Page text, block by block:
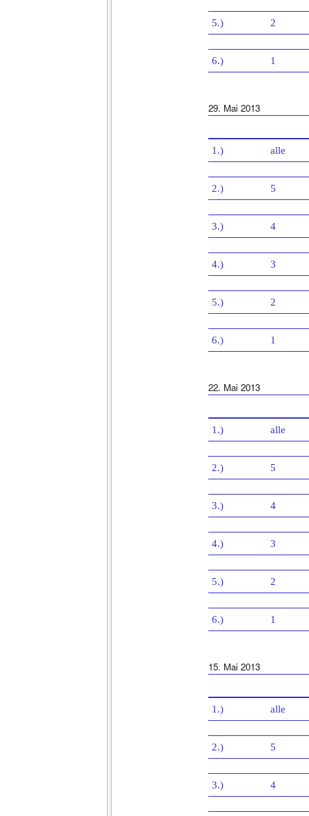
5.) 2
6.) 1
29. Mai 2013
1.) alle
2.) 5
3.) 4
4.) 3
5.) 2
6.) 1
22. Mai 2013
1.) alle
2.) 5
3.) 4
4.) 3
5.) 2
6.) 1
15. Mai 2013
1.) alle
2.) 5
3.) 4